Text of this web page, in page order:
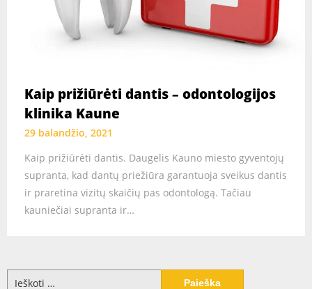
Kaip prižiūrėti dantis – odontologijos
klinika Kaune
29 balandžio, 2021
Kaip prižiūrėti dantis. Daugelis Kauno miesto gyventojų
supranta, kad dantų priežiūra garantuoja sveikus dantis
ir praretina vizitų skaičių pas odontologą. Tačiau
kauniečiai supranta ir…
Ieškoti: